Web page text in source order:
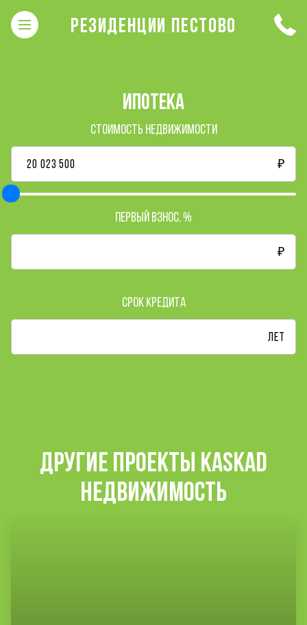
РЕЗИДЕНЦИИ ПЕСТОВО
ИПОТЕКА
Стоимость недвижимости
₽
Первый взнос,%
₽
Срок кредита
лет
ДРУГИЕ ПРОЕКТЫ KASKAD
НЕДВИЖИМОСТЬ